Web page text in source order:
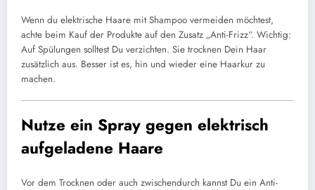
Wenn du elektrische Haare mit Shampoo vermeiden möchtest,
achte beim Kauf der Produkte auf den Zusatz „Anti-Frizz“. Wichtig:
Auf Spülungen solltest Du verzichten. Sie trocknen Dein Haar
zusätzlich aus. Besser ist es, hin und wieder eine Haarkur zu
machen.
Nutze ein Spray gegen elektrisch
aufgeladene Haare
Vor dem Trocknen oder auch zwischendurch kannst Du ein Anti-